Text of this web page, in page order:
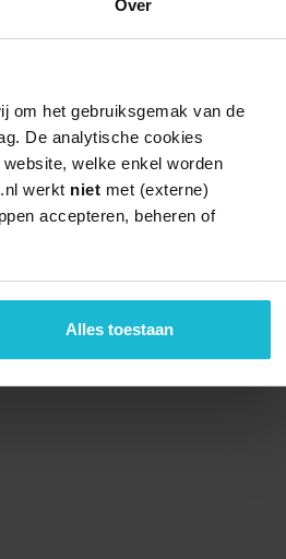
Over
om het gebruiksgemak van de
De analytische cookies
welke enkel worden
werkt niet met (externe)
accepteren, beheren of
Alles toestaan